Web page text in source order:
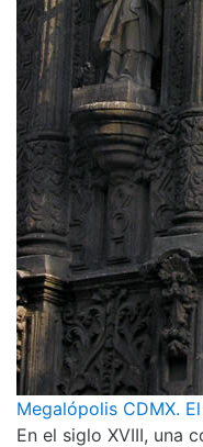
Megalópolis CDMX.
En el siglo XVIII, una